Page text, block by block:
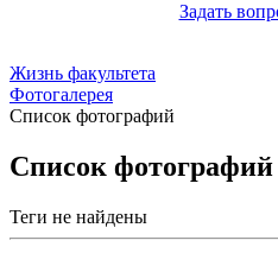
Задать
Жизнь факультета
Фотогалерея
Список фотографий
Список фотографий
Теги не найдены